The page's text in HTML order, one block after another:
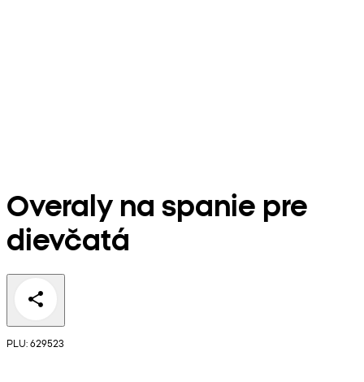
Overaly na spanie pre
dievčatá
PLU: 629523